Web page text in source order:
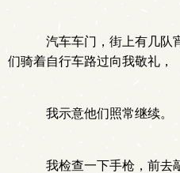
汽车车门，街上有几队
们骑着自行车路过向我敬礼，
我示意他们照常继续。
我检查一下手枪，前去